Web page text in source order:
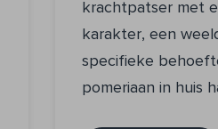
krachtpatser met
karakter, een
specifieke
pomeriaan in huis